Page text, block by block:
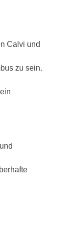
Calvi und
zu sein.